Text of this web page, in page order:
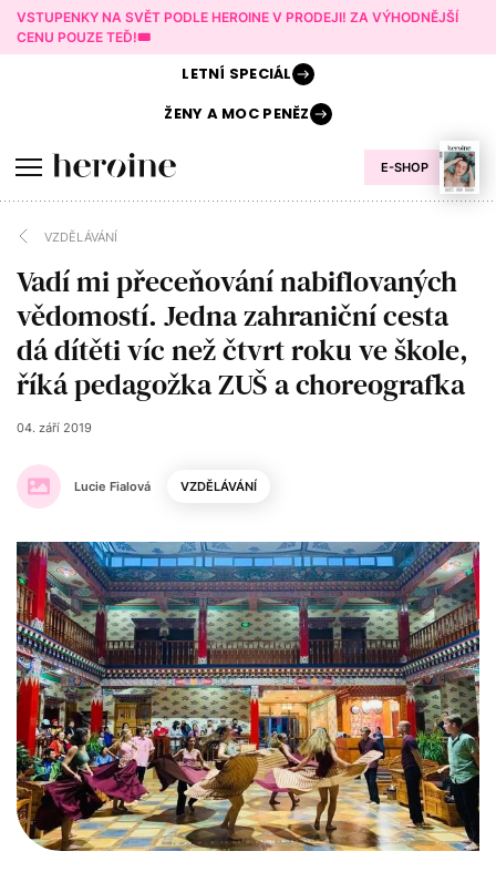
VSTUPENKY NA SVĚT PODLE HEROINE V PRODEJI! ZA VÝHODNĚJŠÍ
CENU POUZE TEĎ!🎟️
E-SHOP
LETNÍ SPECIÁL
ŽENY AMOC PENĚZ
VZDĚLÁVÁNÍ
Vadí mi přeceňování nabiflovaných
vědomostí. Jedna zahraniční cesta
dá dítěti víc než čtvrt roku ve škole,
říká pedagožka ZUŠ a choreografka
Lucie Fialová
04. září 2019
VZDĚLÁVÁNÍ